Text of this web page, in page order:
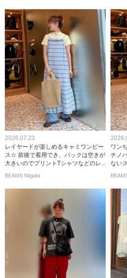
2026.07.23
レイヤードが楽しめるキャミワンピー
ス☆ 前後で着用でき、バックは空きが
大きいのでプリントTシャツなどのレ...
BEAMS Niigata
ワン
チノ
ない